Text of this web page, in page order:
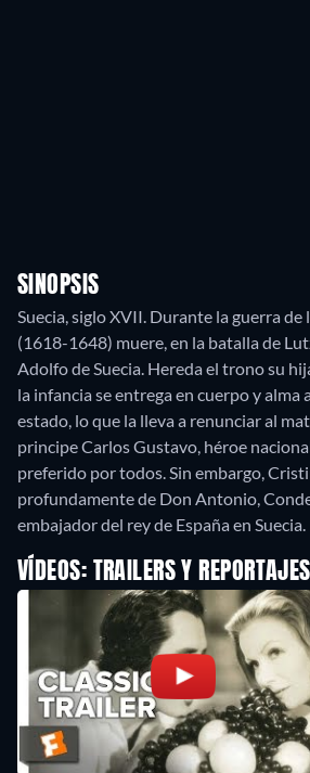
SINOPSIS
Suecia, siglo XVII. Durante la guerra de
(1618-1648) muere, en la batalla de
Adolfo de Suecia. Hereda el trono su
la infancia se entrega en cuerpo y alma
estado, lo que la lleva a renunciar al
principe Carlos Gustavo, héroe
preferido por todos. Sin embargo,
profundamente de Don Antonio,
embajador del rey de España en Suecia.
VÍDEOS: TRAILERS Y REPORTAJES